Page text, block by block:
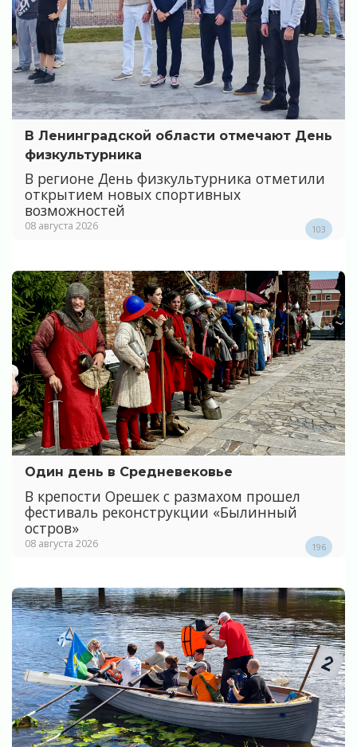
В Ленинградской области отмечают День
физкультурника
В регионе День физкультурника отметили
открытием новых спортивных
возможностей
08 августа 2026 103
Один день в Средневековье
В крепости Орешек с размахом прошел
фестиваль реконструкции «Былинный
остров»
08 августа 2026 196